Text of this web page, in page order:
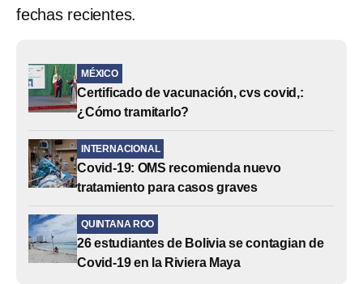
fechas recientes.
MÉXICO
Certificado de vacunación, cvs covid,:
¿Cómo tramitarlo?
INTERNACIONAL
Covid-19: OMS recomienda nuevo
tratamiento para casos graves
QUINTANA ROO
26 estudiantes de Bolivia se contagian de
Covid-19 en la Riviera Maya